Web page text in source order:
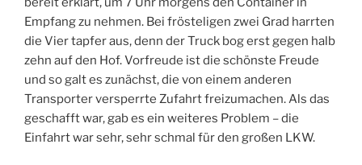
Empfang zu nehmen. Bei frösteligen zwei Grad harrten
die Vier tapfer aus, denn der Truck bog erst gegen halb
zehn auf den Hof. Vorfreude ist die schönste Freude
und so galt es zunächst, die von einem anderen
Transporter versperrte Zufahrt freizumachen. Als das
geschafft war, gab es ein weiteres Problem – die
Einfahrt war sehr, sehr schmal für den großen LKW.